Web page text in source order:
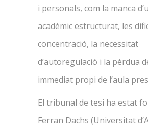
i personals, com la manca
acadèmic estructurat, les
concentració, la necessitat
d’autoregulació i la pèrdua
immediat propi de l’aula
El tribunal de tesi ha estat
Ferran Dachs (Universitat